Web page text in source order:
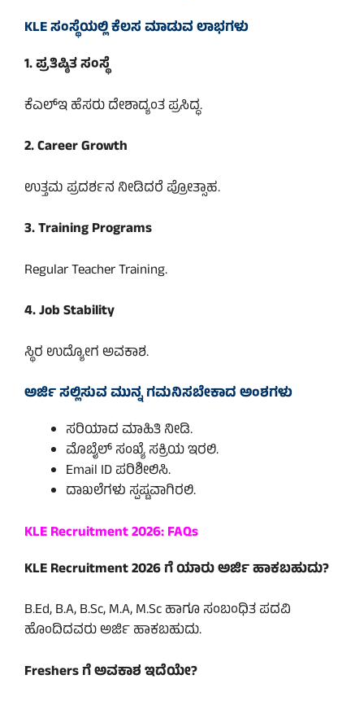
KLE ಸಂಸ್ಥೆಯಲ್ಲಿ ಕೆಲಸ ಮಾಡುವ ಲಾಭಗಳು
1. ಪ್ರತಿಷ್ಠಿತ ಸಂಸ್ಥೆ
ಕೆಎಲ್‌ಇ ಹೆಸರು ದೇಶಾದ್ಯಂತ ಪ್ರಸಿದ್ಧ.
2. Career Growth
ಉತ್ತಮ ಪ್ರದರ್ಶನ ನೀಡಿದರೆ ಪ್ರೋತ್ಸಾಹ.
3. Training Programs
Regular Teacher Training.
4. Job Stability
ಸ್ಥಿರ ಉದ್ಯೋಗ ಅವಕಾಶ.
ಅರ್ಜಿ ಸಲ್ಲಿಸುವ ಮುನ್ನ ಗಮನಿಸಬೇಕಾದ ಅಂಶಗಳು
ಸರಿಯಾದ ಮಾಹಿತಿ ನೀಡಿ.
ಮೊಬೈಲ್ ಸಂಖ್ಯೆ ಸಕ್ರಿಯ ಇರಲಿ.
Email ID ಪರಿಶೀಲಿಸಿ.
ದಾಖಲೆಗಳು ಸ್ಪಷ್ಟವಾಗಿರಲಿ.
KLE Recruitment 2026: FAQs
KLE Recruitment 2026 ಗೆ ಯಾರು ಅರ್ಜಿ ಹಾಕಬಹುದು?
B.Ed, B.A, B.Sc, M.A, M.Sc ಹಾಗೂ ಸಂಬಂಧಿತ ಪದವಿ
ಹೊಂದಿದವರು ಅರ್ಜಿ ಹಾಕಬಹುದು.
Freshers ಗೆ ಅವಕಾಶ ಇದೆಯೇ?